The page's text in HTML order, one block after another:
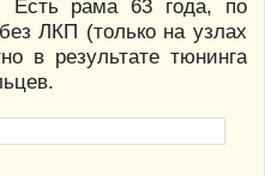
Есть рама 63 года, по
ЛКП (только на узлах
в результате тюнинга